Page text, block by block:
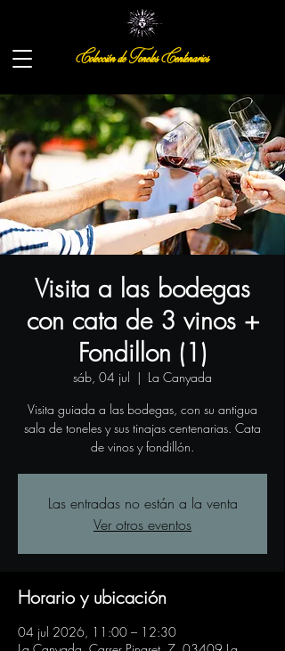
Colección de Toneles Centenarios
Visita a las bodegas
con cata de 3 vinos +
Fondillon (1)
sáb, 04 jul
  |
La Canyada
Visita guiada a las bodegas, con su antigua
sala de toneles y sus tinajas centenarias. Cata
de vinos y fondillón.
Las entradas no están a la venta
Ver otros eventos
Horario y ubicación
04 jul 2026, 11:00 – 12:30